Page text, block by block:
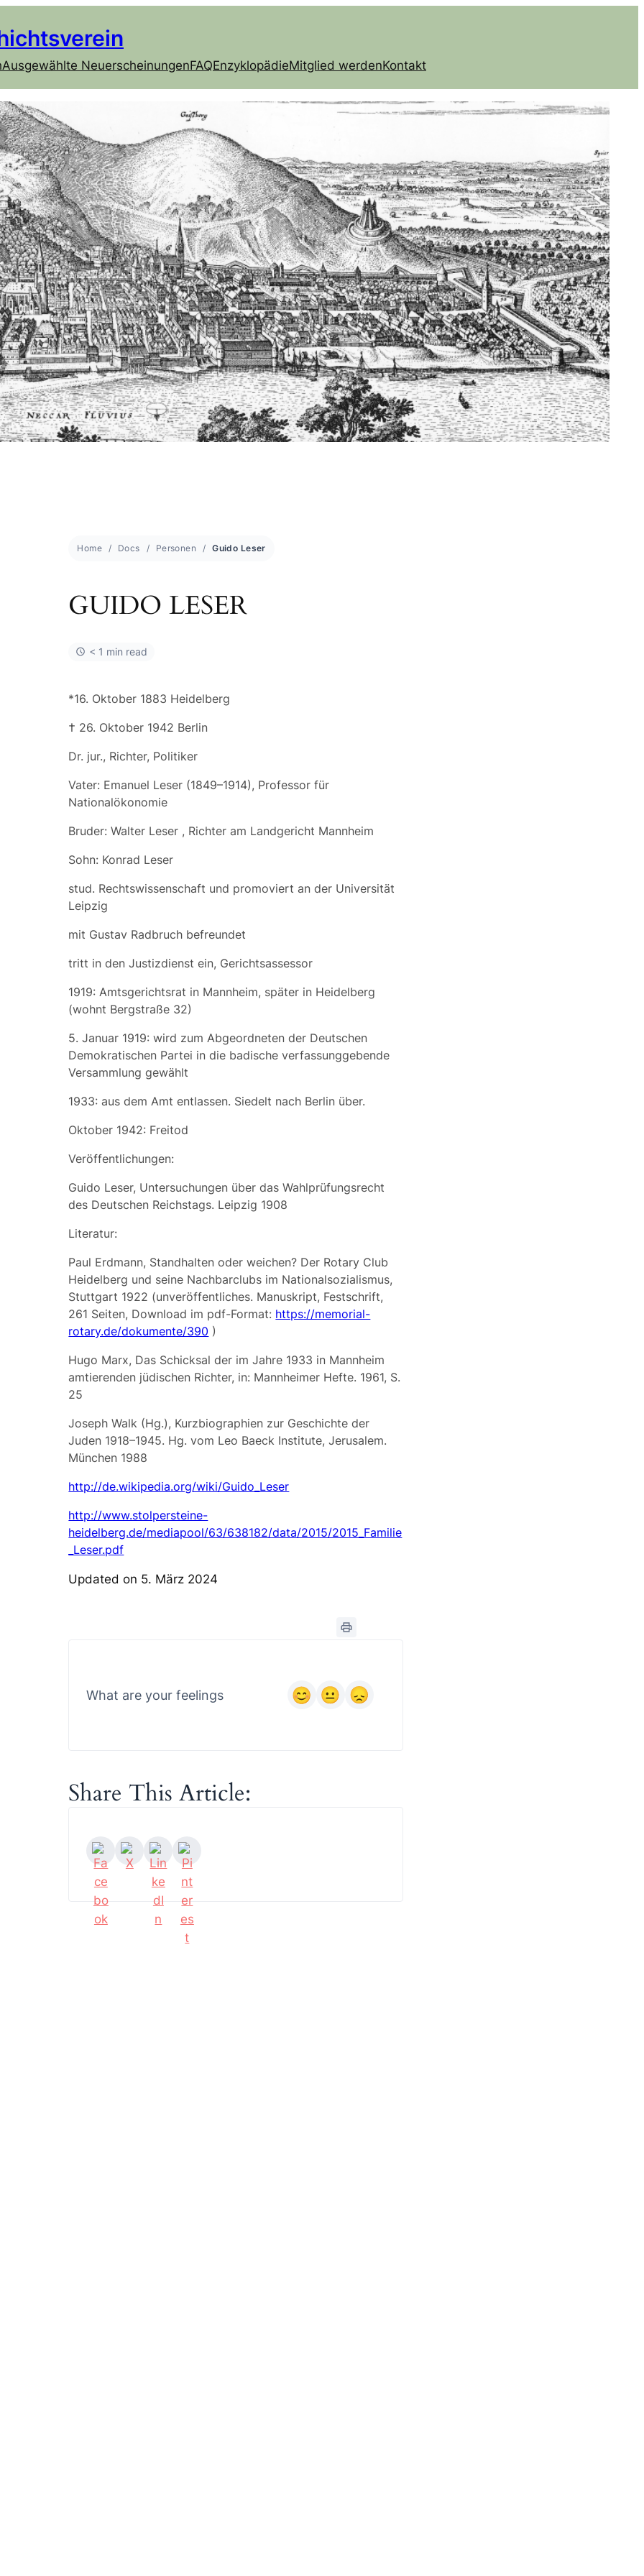
Ausgewählte NeuerscheinungenFAQEnzyklopädieMitglied werdenKontakt
Home Docs Personen Guido Leser
GUIDO LESER
< 1 min read
*16. Oktober 1883 Heidelberg
† 26. Oktober 1942 Berlin
Dr. jur., Richter, Politiker
Vater: Emanuel Leser (1849–1914), Professor für
Nationalökonomie
Bruder:Walter Leser , Richter am Landgericht Mannheim
Sohn: Konrad Leser
stud. Rechtswissenschaft und promoviert an der Universität
Leipzig
mit Gustav Radbruch befreundet
tritt in den Justizdienst ein, Gerichtsassessor
1919: Amtsgerichtsrat in Mannheim, später in Heidelberg
(wohnt Bergstraße 32)
5. Januar 1919: wird zum Abgeordneten der Deutschen
Demokratischen Partei in die badische verfassunggebende
Versammlung gewählt
1933: aus dem Amt entlassen. Siedelt nach Berlin über.
Oktober 1942: Freitod
Veröffentlichungen:
Guido Leser, Untersuchungen über das Wahlprüfungsrecht
des Deutschen Reichstags. Leipzig 1908
Literatur:
Paul Erdmann, Standhalten oder weichen? Der Rotary Club
Heidelberg und seine Nachbarclubs im Nationalsozialismus,
Stuttgart 1922 (unveröffentliches. Manuskript, Festschrift,
261 Seiten, Download im pdf-Format: https://memorial-
rotary.de/dokumente/390 )
Hugo Marx, Das Schicksal der im Jahre 1933 in Mannheim
amtierenden jüdischen Richter, in: Mannheimer Hefte. 1961, S.
25
Joseph Walk (Hg.), Kurzbiographien zur Geschichte der
Juden 1918–1945. Hg. vom Leo Baeck Institute, Jerusalem.
München 1988
http://de.wikipedia.org/wiki/Guido_Leser
http://www.stolpersteine-
heidelberg.de/mediapool/63/638182/data/2015/2015_Familie
_Leser.pdf
Updated on 5. März 2024
What are your feelings
Share This Article: